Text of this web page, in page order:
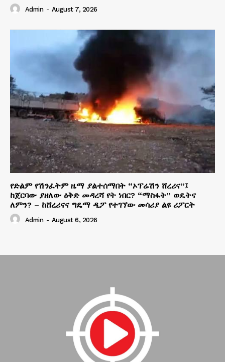
Admin - August 7, 2026
የድልም የሽንፈትም ዜማ ያልተሰማበት “ኦፕሬሽን ሸረሪና”፤
ከጀርባው ያዘለው ዕቅድ መዳረሻ የት ነበር? “ማስፋት” ወዴትና
ለምን? – ከሸረሪናና ግዴማ ዲፖ የተገኘው መሳሪያ ልዩ ሪፖርት
Admin - August 6, 2026